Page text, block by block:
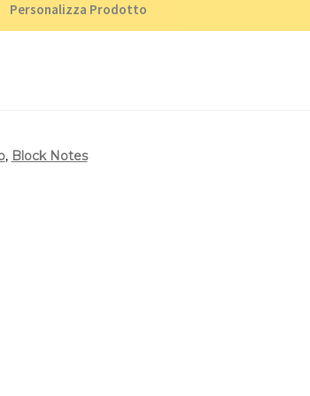
Personalizza Prodotto
, Block Notes